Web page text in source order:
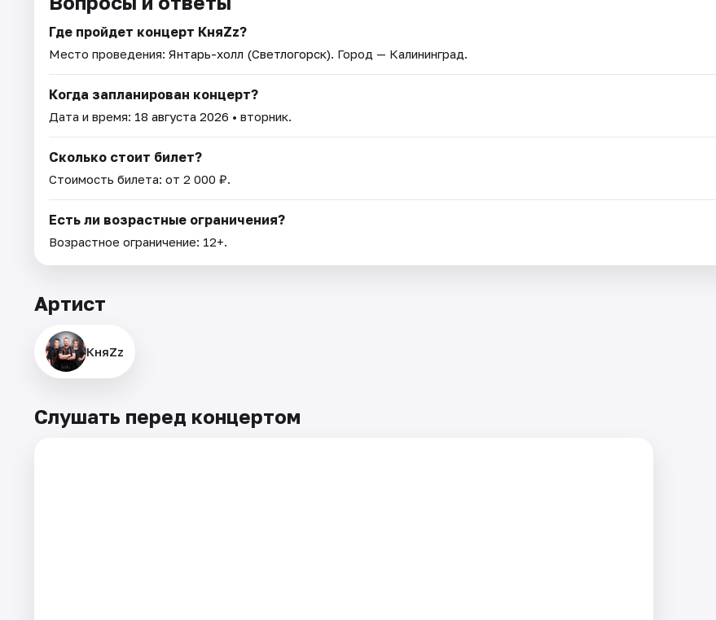
Где пройдет концерт КняZz?
Место проведения: Янтарь-холл (Светлогорск). Город — Калининград.
Когда запланирован концерт?
Дата и время: 18 августа 2026 • вторник.
Сколько стоит билет?
Стоимость билета: от 2 000 ₽.
Есть ли возрастные ограничения?
Возрастное ограничение: 12+.
Артист
КняZz
Слушать перед концертом